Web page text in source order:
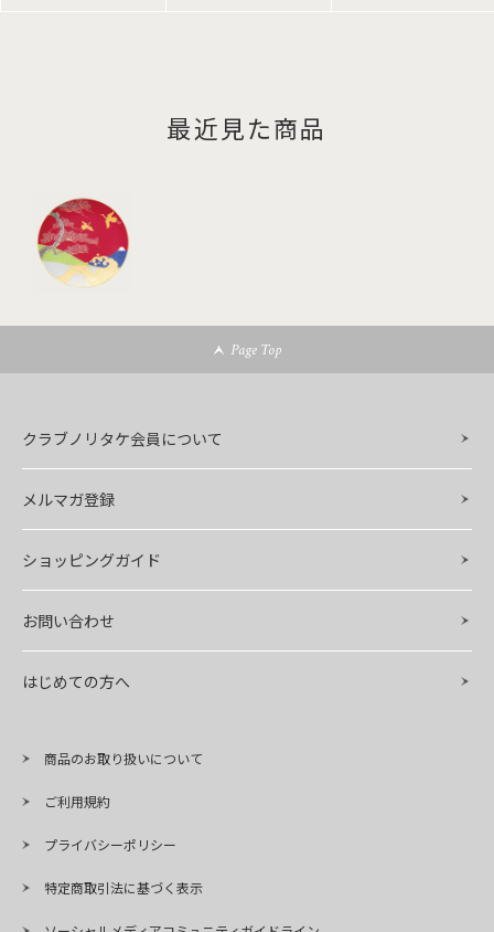
最近見た商品
Page Top
クラブノリタケ会員について
メルマガ登録
ショッピングガイド
お問い合わせ
はじめての方へ
商品のお取り扱いについて
ご利用規約
プライバシーポリシー
特定商取引法に基づく表示